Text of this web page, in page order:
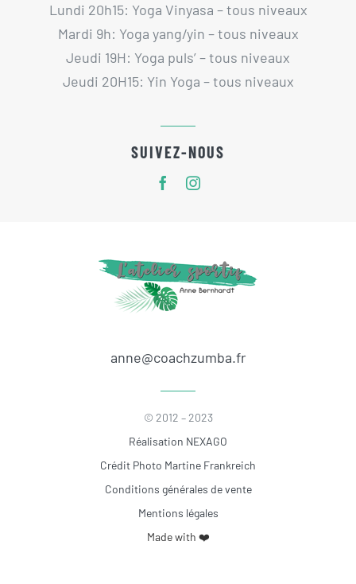
Lundi 20h15: Yoga Vinyasa – tous niveaux
Mardi 9h: Yoga yang/yin – tous niveaux
Jeudi 19H: Yoga puls’ – tous niveaux
Jeudi 20H15: Yin Yoga – tous niveaux
SUIVEZ-NOUS
anne@coachzumba.fr
© 2012 – 2023
Réalisation NEXAGO
Crédit Photo Martine Frankreich
Conditions générales de vente
Mentions légales
Made with ❤️